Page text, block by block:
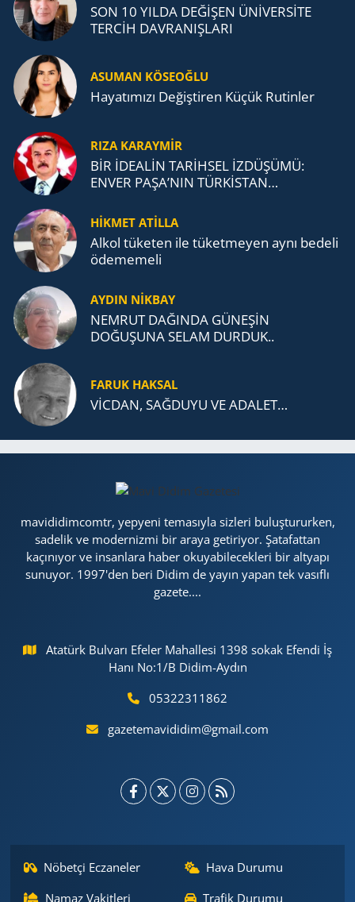
SON 10 YILDA DEĞİŞEN ÜNİVERSİTE
TERCİH DAVRANIŞLARI
ASUMAN KÖSEOĞLU
Ha­ya­tı­mı­zı De­ğiş­ti­ren Küçük Ru­tin­ler
RIZA KARAYMIR
BİR İDEALİN TARİHSEL İZDÜŞÜMÜ:
ENVER PAŞA’NIN TÜRKİSTAN
TEŞKİLATI’NA UZANAN MİRASI
HİKMET ATİLLA
Alkol tü­ke­ten ile tü­ket­me­yen aynı be­de­li
öde­me­me­li
AYDIN NİKBAY
NEMRUT DAĞINDA GÜNEŞİN
DOĞUŞUNA SELAM DURDUK..
FARUK HAKSAL
VİCDAN, SAĞ­DU­YU VE ADA­LET…
mavididimcomtr, yepyeni temasıyla sizleri buluştururken,
sadelik ve modernizmi bir araya getiriyor. Şatafattan
kaçınıyor ve insanlara haber okuyabilecekleri bir altyapı
sunuyor. 1997'den beri Didim de yayın yapan tek vasıflı
gazete....
Atatürk Bulvarı Efeler Mahallesi 1398 sokak Efendi İş
Hanı No:1/B Didim-Aydın
05322311862
gazetemavididim@gmail.com
Nöbetçi Eczaneler
Hava Durumu
Namaz Vakitleri
Trafik Durumu